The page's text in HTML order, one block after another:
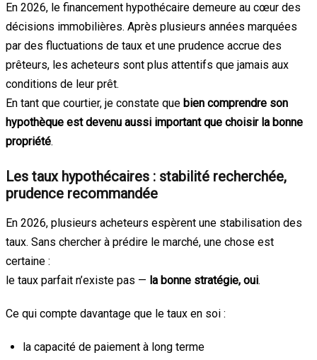
En 2026, le financement hypothécaire demeure au cœur des
décisions immobilières. Après plusieurs années marquées
par des fluctuations de taux et une prudence accrue des
prêteurs, les acheteurs sont plus attentifs que jamais aux
conditions de leur prêt.
En tant que courtier, je constate que bien comprendre son
hypothèque est devenu aussi important que choisir la bonne
propriété.
Les taux hypothécaires : stabilité recherchée,
prudence recommandée
En 2026, plusieurs acheteurs espèrent une stabilisation des
taux. Sans chercher à prédire le marché, une chose est
certaine :
le taux parfait n’existe pas — la bonne stratégie, oui.
Ce qui compte davantage que le taux en soi :
la capacité de paiement à long terme